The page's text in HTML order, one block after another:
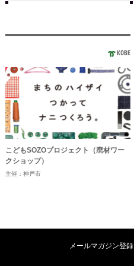
KOBE
こどもSOZOプロジェクト（廃材ワー
クショップ）
主催：神戸市
メールマガジン登録